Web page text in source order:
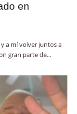
en
y a mí volver juntos a
gran parte de...